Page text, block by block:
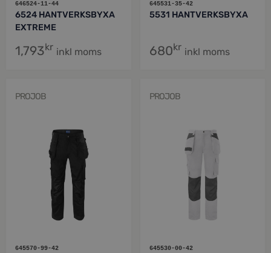
646524-11-44
6524 HANTVERKSBYXA
EXTREME
1,793kr inkl moms
645531-35-42
5531 HANTVERKSBYXA
680kr inkl moms
PROJOB
645570-99-42
PROJOB
645530-00-42